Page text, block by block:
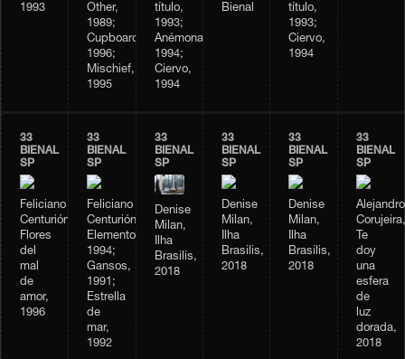
1993
Other,
1989;
Cupboard,
1996;
Mischief,
1995
título,
1993;
Anémonas,
1994;
Ciervo,
1994
Bienal
título,
1993;
Ciervo,
1994
33
BIENAL
SP
Feliciano
Centurión,
Flores
del
mal
de
amor,
1996
33
BIENAL
SP
Feliciano
Centurión,
Elementos,
1994;
Gansos,
1991;
Estrella
de
mar,
1992
33
BIENAL
SP
Denise
Milan,
Ilha
Brasilis,
2018
33
BIENAL
SP
Denise
Milan,
Ilha
Brasilis,
2018
33
BIENAL
SP
Denise
Milan,
Ilha
Brasilis,
2018
33
BIENAL
SP
Alejandro
Corujeira,
Te
doy
una
esfera
de
luz
dorada,
2018